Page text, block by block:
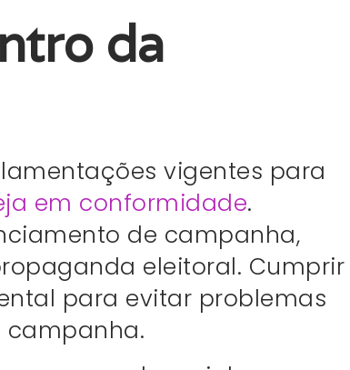
da
vigentes para
em conformidade.
de campanha,
eleitoral. Cumprir
para evitar problemas
campanha.